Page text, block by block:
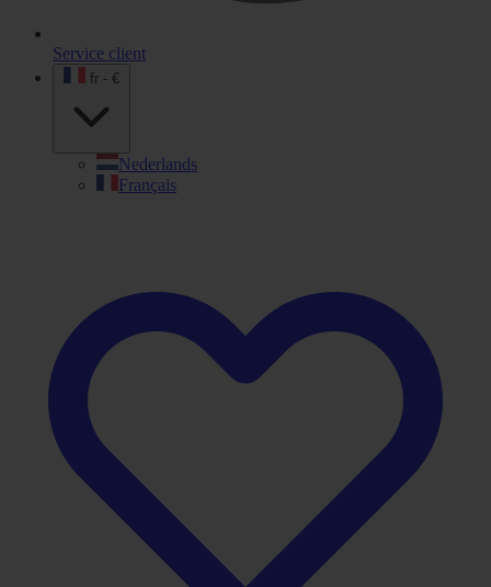
Service client
fr - €
Nederlands
Français